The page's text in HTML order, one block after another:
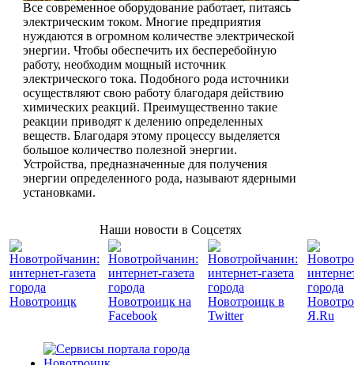
Все современное оборудование работает, питаясь
электрическим током. Многие предприятия
нуждаются в огромном количестве электрической
энергии. Чтобы обеспечить их бесперебойную
работу, необходим мощный источник
электрического тока. Подобного рода источники
осуществляют свою работу благодаря действию
химических реакций. Преимущественно такие
реакции приводят к делению определенных
веществ. Благодаря этому процессу выделяется
большое количество полезной энергии.
Устройства, предназначенные для получения
энергии определенного рода, называют ядерными
установками.
Наши новости в Соцсетях